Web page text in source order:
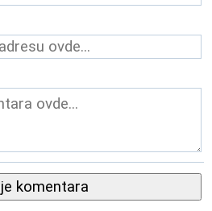
komentara